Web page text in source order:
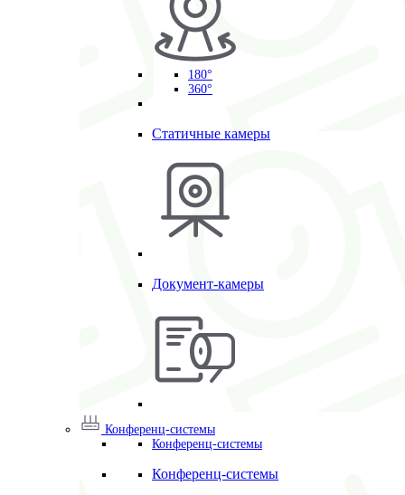
180°
360°
Статичные камеры
Документ-камеры
Конференц-системы
Конференц-системы
Конференц-системы